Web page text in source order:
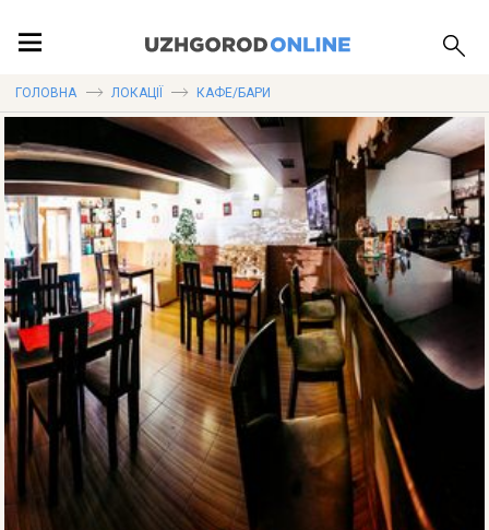
ЛОКАЦІЇ
ПУБЛІКАЦІЇ
ГОЛОВНА ЛОКАЦІЇ КАФЕ/БАРИ